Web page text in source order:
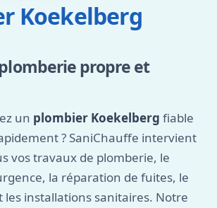
Koekelberg
propre et
un plombier Koekelberg fiable
? SaniChauffe intervient
vos travaux de plomberie, le
la réparation de fuites, le
les installations sanitaires. Notre